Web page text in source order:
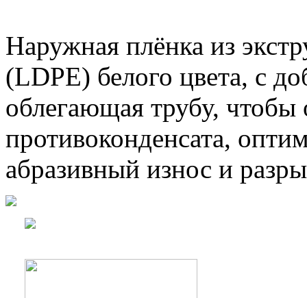
Наружная плёнка из
(LDPE) белого цвета, с
облегающая трубу, чтобы
противоконденсата,
абразивный износ и